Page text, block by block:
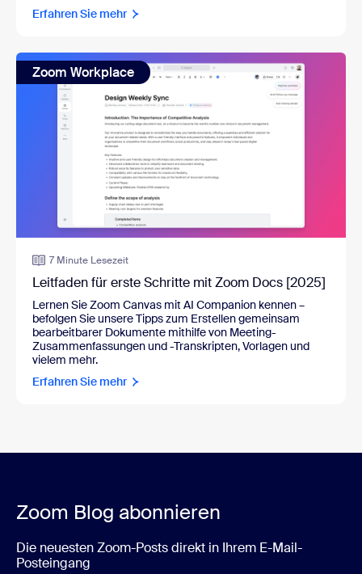
Erfahren Sie mehr
Zoom Workplace
7 Minute Lesezeit
Leitfaden für erste Schritte mit Zoom Docs [2025]
Lernen Sie Zoom Canvas mit AI Companion kennen–
befolgen Sie unsere Tipps zum Erstellen gemeinsam
bearbeitbarer Dokumente mithilfe von Meeting-
Zusammenfassungen und -Transkripten, Vorlagen und
vielem mehr.
Erfahren Sie mehr
Zoom Blog abonnieren
Die neuesten Zoom-Posts direkt in Ihrem E-Mail-
Posteingang